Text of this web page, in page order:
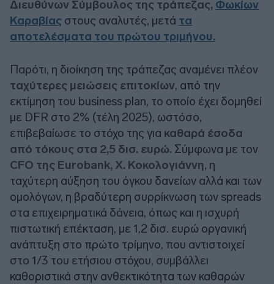
Διευθύνων Σύμβουλος της τράπεζας, Φωκίων
Καραβίας στους αναλυτές, μετά τα
αποτελέσματα του πρώτου τριμήνου.
Παρότι, η διοίκηση της τράπεζας αναμένει πλέον
ταχύτερες μειώσεις επιτοκίων, από την
εκτίμηση του business plan, το οποίο έχει δομηθεί
με DFR στο 2% (τέλη 2025), ωστόσο,
επιβεβαίωσε το στόχο της για καθαρά έσοδα
από τόκους στα 2,5 δισ. ευρώ. Σύμφωνα με τον
CFO της Eurobank, X. Κοκολογιάννη, η
ταχύτερη αύξηση του όγκου δανείων αλλά και των
ομολόγων, η βραδύτερη συρρίκνωση των spreads
στα επιχειρηματικά δάνεια, όπως και η ισχυρή
πιστωτική επέκταση, με 1,2 δισ. ευρώ οργανική
ανάπτυξη στο πρώτο τρίμηνο, που αντιστοιχεί
στο 1/3 του ετήσιου στόχου, συμβάλλει
καθοριστικά στην ανθεκτικότητα των καθαρών